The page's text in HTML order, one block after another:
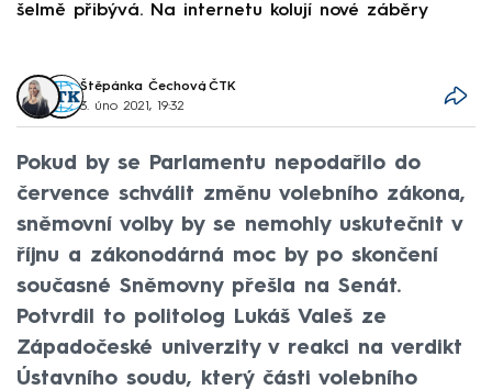
šelmě přibývá. Na internetu kolují nové záběry
Štěpánka Čechová, ČTK
3. úno 2021, 19:32
Pokud by se Parlamentu nepodařilo do
července schválit změnu volebního zákona,
sněmovní volby by se nemohly uskutečnit v
říjnu a zákonodárná moc by po skončení
současné Sněmovny přešla na Senát.
Potvrdil to politolog Lukáš Valeš ze
Západočeské univerzity v reakci na verdikt
Ústavního soudu, který části volebního